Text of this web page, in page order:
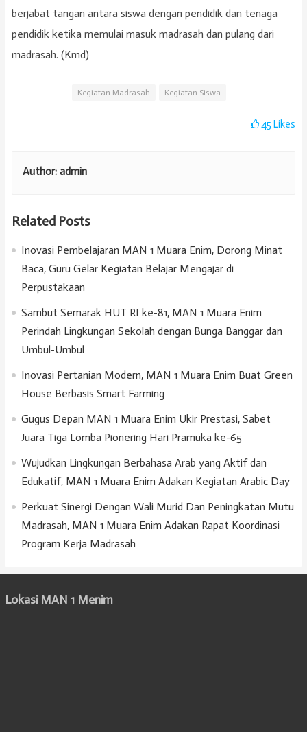
berjabat tangan antara siswa dengan pendidik dan tenaga
pendidik ketika memulai masuk madrasah dan pulang dari
madrasah. (Kmd)
Kegiatan Madrasah Kegiatan Siswa
45Likes
Author: admin
Related Posts
Inovasi Pembelajaran MAN 1 Muara Enim, Dorong Minat
Baca, Guru Gelar Kegiatan Belajar Mengajar di
Perpustakaan
Sambut Semarak HUT RI ke-81, MAN 1 Muara Enim
Perindah Lingkungan Sekolah dengan Bunga Banggar dan
Umbul-Umbul
Inovasi Pertanian Modern, MAN 1 Muara Enim Buat Green
House Berbasis Smart Farming
Gugus Depan MAN 1 Muara Enim Ukir Prestasi, Sabet
Juara Tiga Lomba Pionering Hari Pramuka ke-65
Wujudkan Lingkungan Berbahasa Arab yang Aktif dan
Edukatif, MAN 1 Muara Enim Adakan Kegiatan Arabic Day
Perkuat Sinergi Dengan Wali Murid Dan Peningkatan Mutu
Madrasah, MAN 1 Muara Enim Adakan Rapat Koordinasi
Program Kerja Madrasah
Lokasi MAN 1 Menim